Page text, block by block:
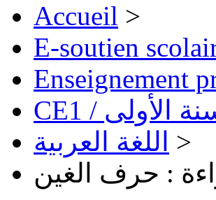
Accueil >
E-soutien
Enseignement
اللغة العربية
>
: حرف الغين